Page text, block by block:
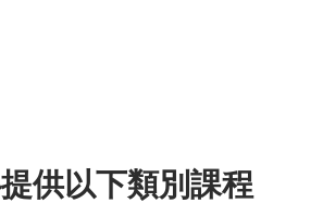
供以下類別課程